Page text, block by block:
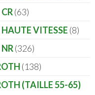
63
VITESSE 8
326
138
(TAILLE 55-65)